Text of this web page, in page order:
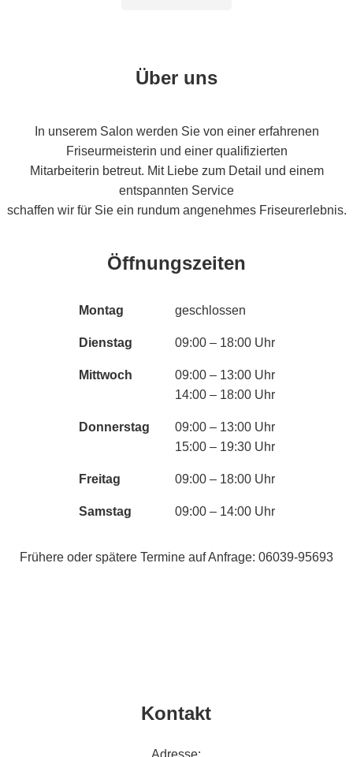
Über uns
In unserem Salon werden Sie von einer erfahrenen
Friseurmeisterin und einer qualifizierten
Mitarbeiterin betreut. Mit Liebe zum Detail und einem
entspannten Service
schaffen wir für Sie ein rundum angenehmes Friseurerlebnis.
Öffnungszeiten
Montag geschlossen
Dienstag 09:00 – 18:00 Uhr
Mittwoch
09:00 – 13:00 Uhr
14:00 – 18:00 Uhr
Donnerstag
09:00 – 13:00 Uhr
15:00 – 19:30 Uhr
Freitag 09:00 – 18:00 Uhr
Samstag 09:00 – 14:00 Uhr
Frühere oder spätere Termine auf Anfrage: 06039-95693
Kontakt
Adresse: